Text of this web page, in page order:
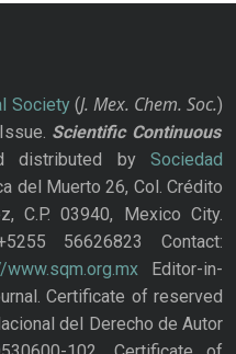
Society(J. Mex. Chem. Soc.)
Scientific Continuous
distributed bySociedad
del Muerto 26, Col. Crédito
C.P. 03940, Mexico City.
56626823 Contact:
www.sqm.org.mxEditor-in-
Certificate of reserved
del Derecho de Autor